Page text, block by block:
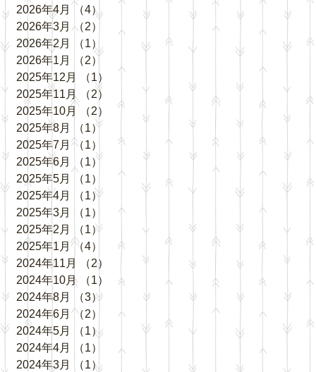
2026年4月
（4） 4件の記事
2026年3月 （2）
2026年2月
（1）
1件の記事
2026年1月
（2）
2025年12月
（1）
2025年11月
（2）
2件の記事
2025年10月
（2）
2件の記事
2025年8月
（1）
2025年7月 （1）
1件の記事
2025年6月
（1） 1件の記事
2025年5月
（1）
1件の記事
2025年4月
（1）1件の記事
2025年3月
（1）
1件の記事
2025年2月
（1） 1件の記事
2025年1月 （4）
4件の記事
2024年11月
（2）
2件の記事
2024年10月
（1）
1件の記事
2024年8月
（3）3件の記事
2024年6月 （2）
2件の記事
2024年5月
（1）1件の記事
2024年4月
（1）
1件の記事
2024年3月
（1）